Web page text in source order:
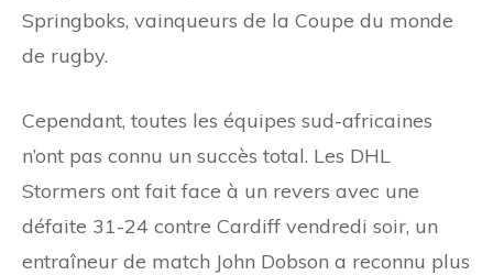
Springboks, vainqueurs de la Coupe du monde
de rugby.
Cependant, toutes les équipes sud-africaines
n’ont pas connu un succès total. Les DHL
Stormers ont fait face à un revers avec une
défaite 31-24 contre Cardiff vendredi soir, un
entraîneur de match John Dobson a reconnu plus